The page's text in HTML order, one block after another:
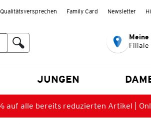
Qualitätsversprechen Family Card Newsletter
Filiale
JUNGEN
auf alle bereits reduzierten Artikel |